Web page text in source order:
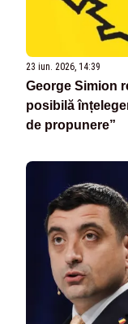
23 iun. 2026, 14:39
George Simion
posibilă
de propunere”